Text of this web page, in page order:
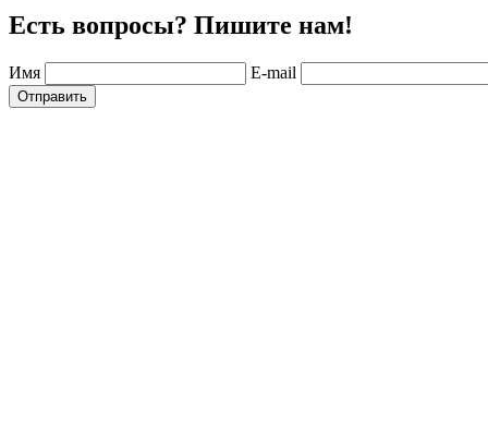
Есть вопросы? Пишите нам!
Имя E-mail